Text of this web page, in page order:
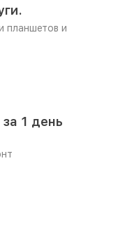
планшетов и
1 день